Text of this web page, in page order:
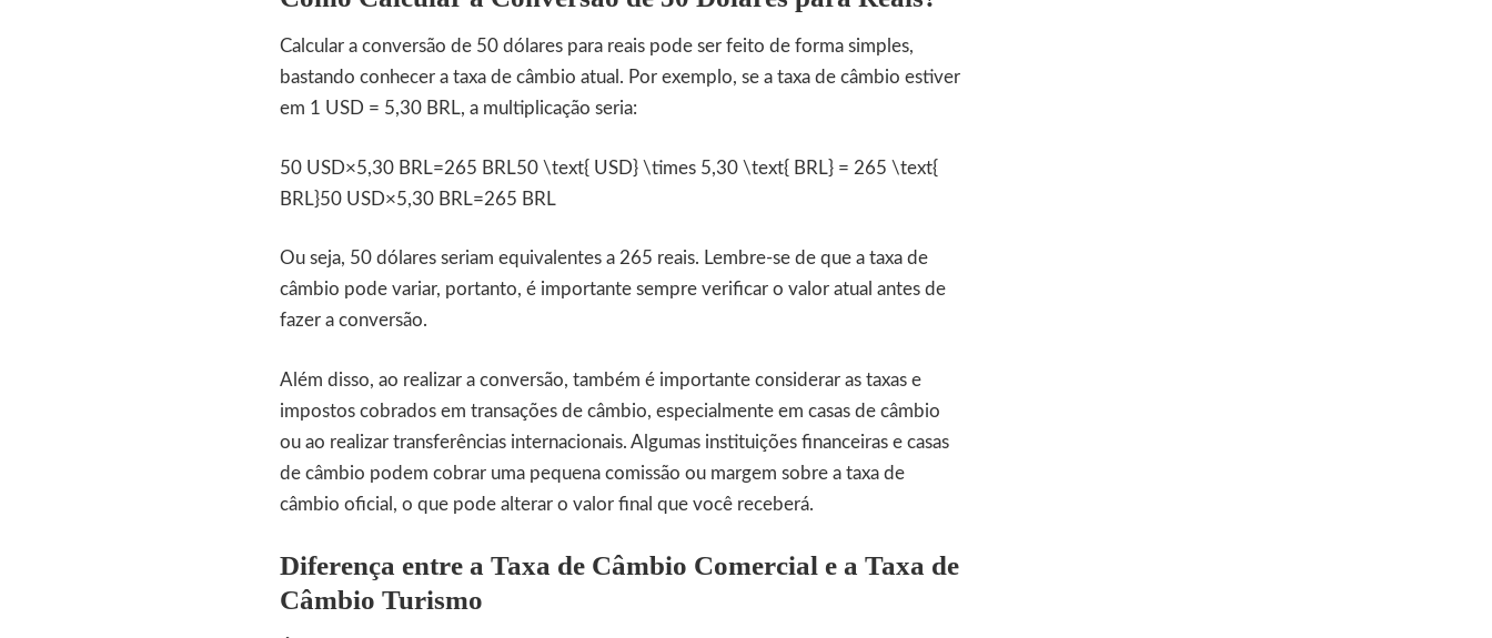
Calcular a conversão de 50 dólares para reais pode ser feito de forma simples,
bastando conhecer a taxa de câmbio atual. Por exemplo, se a taxa de câmbio estiver
em 1 USD = 5,30 BRL, a multiplicação seria:
50 USD×5,30 BRL=265 BRL50 \text{ USD} \times 5,30 \text{ BRL} = 265 \text{
BRL}50 USD×5,30 BRL=265 BRL
Ou seja, 50 dólares seriam equivalentes a 265 reais. Lembre-se de que a taxa de
câmbio pode variar, portanto, é importante sempre verificar o valor atual antes de
fazer a conversão.
Além disso, ao realizar a conversão, também é importante considerar as taxas e
impostos cobrados em transações de câmbio, especialmente em casas de câmbio
ou ao realizar transferências internacionais. Algumas instituições financeiras e casas
de câmbio podem cobrar uma pequena comissão ou margem sobre a taxa de
câmbio oficial, o que pode alterar o valor final que você receberá.
Diferença entre a Taxa de Câmbio Comercial e a Taxa de
Câmbio Turismo